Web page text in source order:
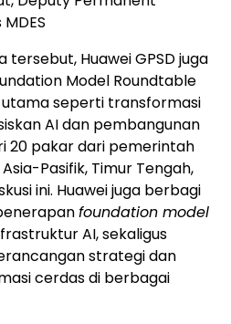
Huawei GPSD juga
Model Roundtable
seperti transformasi
AI dan pembangunan
20 pakar dari pemerintah
Pasifik, Timur Tengah,
ini. Huawei juga berbagi
foundation model
AI, sekaligus
strategi dan
cerdas di berbagai